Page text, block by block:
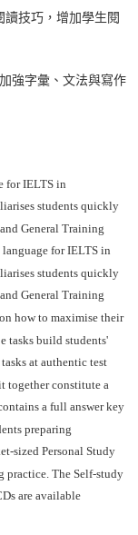
讀技巧，增加學生閱
強字彙、文法與寫作
for IELTS in
students quickly
General Training
for IELTS in
students quickly
General Training
how to maximise their
tasks build students'
at authentic test
together constitute a
a full answer key
preparing
sized Personal Study
practice. The Self-study
are available